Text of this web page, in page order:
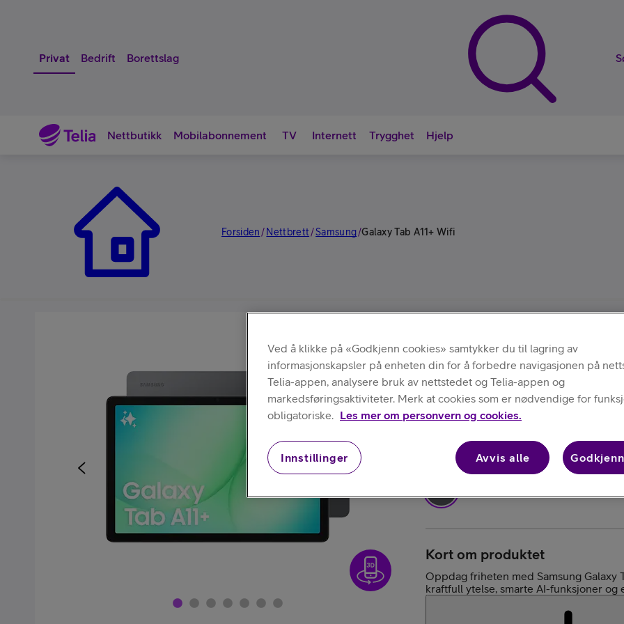
Privat Bedrift Borettslag
Nettbutikk
Nettbutikk
Kjøp smartklokke
Kjøp iPhone
Kjøp AirPods
Kjøp Samsung
Mobilabonnement TV Internett Trygghet Hjelp
Forsiden /Nettbrett /Samsung/Galaxy Tab A11+ Wifi
Galaxy Tab
Grå, 128 GB
Velg farge: Grå
Kort om produktet
Oppdag friheten med Samsung Galaxy
kraftfull ytelse, smarte AI-funksjoner
Ved å klikke på «Godkjenn cookies» samtykker du til lagring av
informasjonskapsler på enheten din for å forbedre navigasjonen på
Telia-appen, analysere bruk av nettstedet og Telia-appen og
markedsføringsaktiviteter. Merk at cookies som er nødvendige for
obligatoriske. Les mer om personvern og cookies.
Innstillinger Avvis alle